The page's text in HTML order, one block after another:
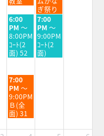
ぎ祭り
金
曜
日,
8
月
28th
6:00
PM ～
8:00PM
ｺｰﾄ(2
面) 52
土
曜
日,
8
月
29th
7:00
PM ～
9:00PM
ｺｰﾄ(2
面)
金
曜
日,
8
月
28th
2026
7:00
PM ～
9:00PM
Ｂ(全
面) 31